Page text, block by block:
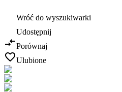
Wróć do wyszukiwarki
Udostępnij
Porównaj
Ulubione